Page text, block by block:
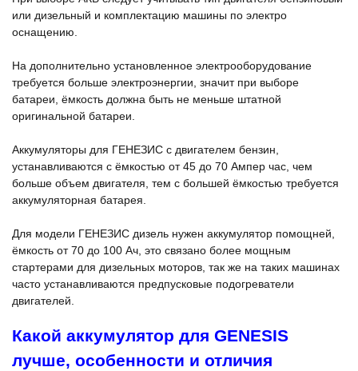
или дизельный и комплектацию машины по электро
оснащению.
На дополнительно установленное электрооборудование
требуется больше электроэнергии, значит при выборе
батареи, ёмкость должна быть не меньше штатной
оригинальной батареи.
Аккумуляторы для ГЕНЕЗИС с двигателем бензин,
устанавливаются с ёмкостью от 45 до 70 Ампер час, чем
больше объем двигателя, тем с большей ёмкостью требуется
аккумуляторная батарея.
Для модели ГЕНЕЗИС дизель нужен аккумулятор помощней,
ёмкость от 70 до 100 Ач, это связано более мощным
стартерами для дизельных моторов, так же на таких машинах
часто устанавливаются предпусковые подогреватели
двигателей.
Какой аккумулятор для GENESIS
лучше, особенности и отличия